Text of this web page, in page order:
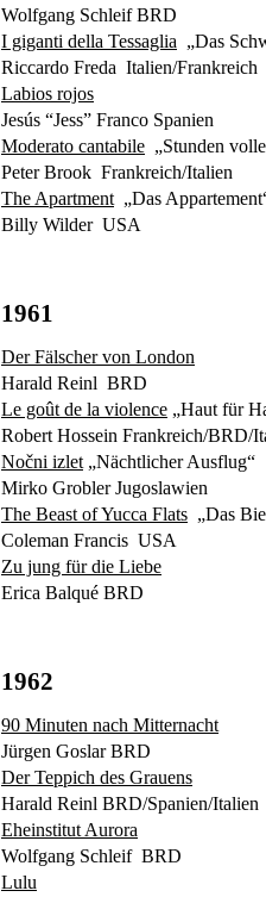
Wolfgang Schleif BRD
I giganti della Tessaglia „Das
Riccardo Freda Italien/Frankreich
Labios rojos
Jesús “Jess” Franco Spanien
Moderato cantabile „Stunden
Peter Brook Frankreich/Italien
The Apartment „Das
Billy Wilder USA
1961
Der Fälscher von London
Harald Reinl BRD
Le goût de la violence „Haut für
Robert Hossein Frankreich/BRD/
Nočni izlet „Nächtlicher Ausflug“
Mirko Grobler Jugoslawien
The Beast of Yucca Flats „Das
Coleman Francis USA
Zu jung für die Liebe
Erica Balqué BRD
1962
90 Minuten nach Mitternacht
Jürgen Goslar BRD
Der Teppich des Grauens
Harald Reinl BRD/Spanien/Italien
Eheinstitut Aurora
Wolfgang Schleif BRD
Lulu